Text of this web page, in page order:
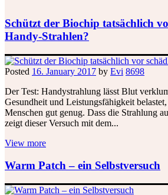
Schützt der Biochip tatsächlich
Handy-Strahlen?
Posted 16. January 2017 by Evi 8698
Der Test: Handystrahlung lässt Blut
Gesundheit und Leistungsfähigkeit
Menschen gut genug. Dass die Strahlung
zeigt dieser Versuch mit dem...
View more
Warm Patch – ein Selbstversuch